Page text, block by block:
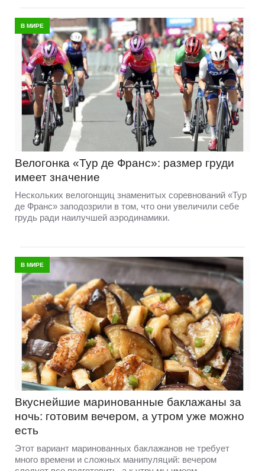
В МИРЕ
Велогонка «Тур де Франс»: размер груди
имеет значение
Нескольких велогонщиц знаменитых соревнований «Тур
де Франс» заподозрили в том, что они увеличили себе
грудь ради наилучшей аэродинамики.
В МИРЕ
Вкуснейшие маринованные баклажаны за
ночь: готовим вечером, а утром уже можно
есть
Этот вариант маринованных баклажанов не требует
много времени и сложных манипуляций: вечером